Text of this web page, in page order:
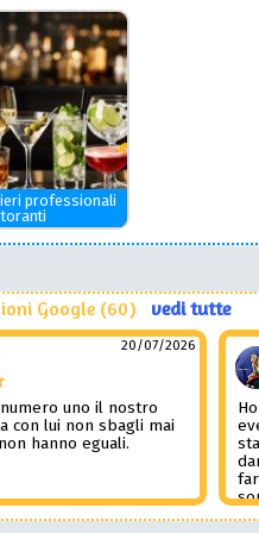
professionali
Google (60) vedi tutte
20/07/2026
uno il nostro
con lui non sbagli mai
hanno eguali.